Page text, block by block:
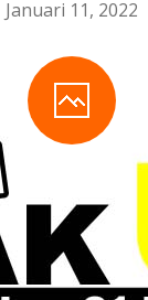
Januari 11, 2022